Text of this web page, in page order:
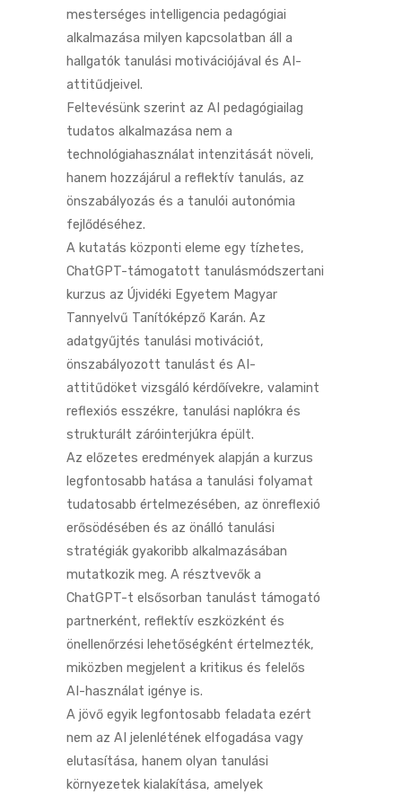
mesterséges intelligencia pedagógiai
alkalmazása milyen kapcsolatban áll a
hallgatók tanulási motivációjával és AI-
attitűdjeivel.
Feltevésünk szerint az AI pedagógiailag
tudatos alkalmazása nem a
technológiahasználat intenzitását növeli,
hanem hozzájárul a reflektív tanulás, az
önszabályozás és a tanulói autonómia
fejlődéséhez.
A kutatás központi eleme egy tízhetes,
ChatGPT-támogatott tanulásmódszertani
kurzus az Újvidéki Egyetem Magyar
Tannyelvű Tanítóképző Karán. Az
adatgyűjtés tanulási motivációt,
önszabályozott tanulást és AI-
attitűdöket vizsgáló kérdőívekre, valamint
reflexiós esszékre, tanulási naplókra és
strukturált záróinterjúkra épült.
Az előzetes eredmények alapján a kurzus
legfontosabb hatása a tanulási folyamat
tudatosabb értelmezésében, az önreflexió
erősödésében és az önálló tanulási
stratégiák gyakoribb alkalmazásában
mutatkozik meg. A résztvevők a
ChatGPT-t elsősorban tanulást támogató
partnerként, reflektív eszközként és
önellenőrzési lehetőségként értelmezték,
miközben megjelent a kritikus és felelős
AI-használat igénye is.
A jövő egyik legfontosabb feladata ezért
nem az AI jelenlétének elfogadása vagy
elutasítása, hanem olyan tanulási
környezetek kialakítása, amelyek